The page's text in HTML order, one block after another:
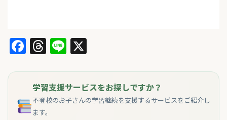
Facebook
Threads
Line
学習支援サービスをお探しですか？
不登校のお子さんの学習継続を支援するサービスをご紹介し
ます。